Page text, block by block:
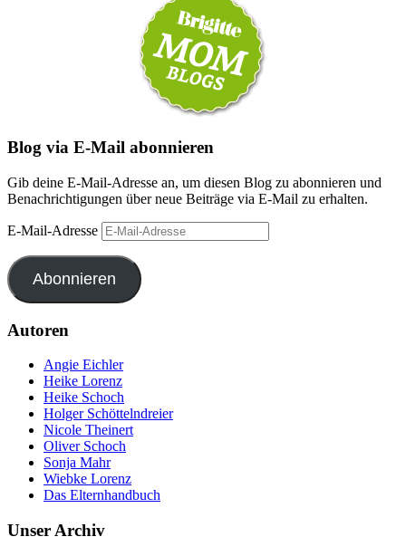
Blog via E-Mail abonnieren
Gib deine E-Mail-Adresse an, um diesen Blog zu abonnieren und
Benachrichtigungen über neue Beiträge via E-Mail zu erhalten.
E-Mail-Adresse
Abonnieren
Autoren
Angie Eichler
Heike Lorenz
Heike Schoch
Holger Schöttelndreier
Nicole Theinert
Oliver Schoch
Sonja Mahr
Wiebke Lorenz
Das Elternhandbuch
Unser Archiv